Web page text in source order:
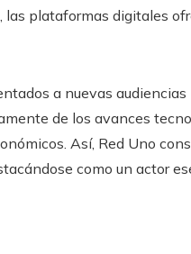
plataformas digitales
a nuevas audiencias
de los avances
Así, Red Uno
como un actor